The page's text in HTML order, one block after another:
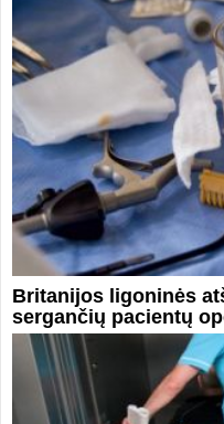
Britanijos ligoninės
sergančių pacientų